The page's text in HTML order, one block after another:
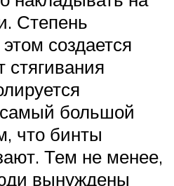
Степень
создается
стягивания
большой
что бинты
Тем не менее,
вынуждены